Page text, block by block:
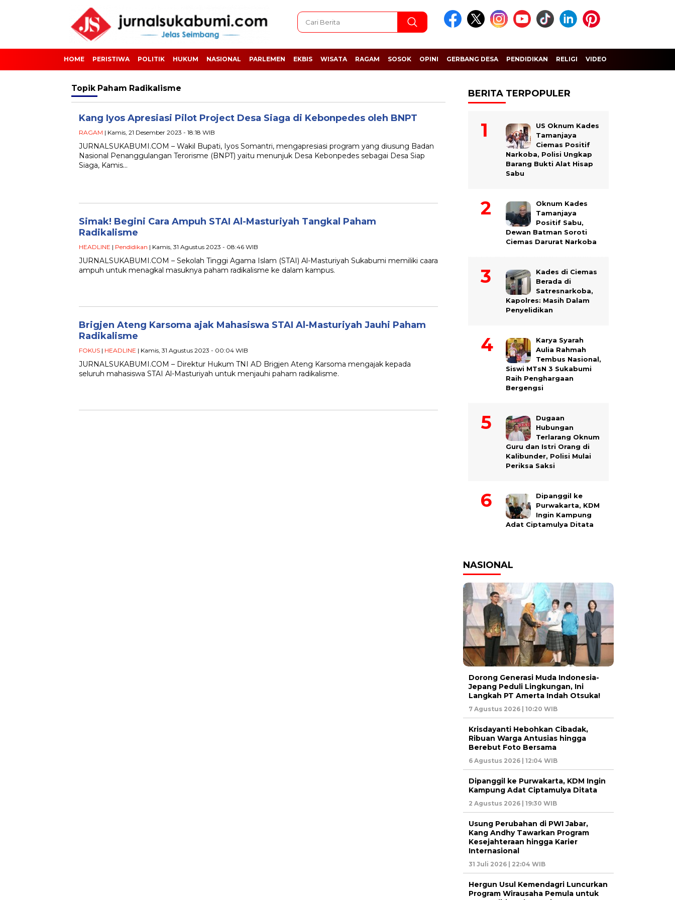
HOME PERISTIWA POLITIK HUKUM NASIONAL PARLEMEN EKBIS WISATA RAGAM SOSOK OPINI GERBANG DESA PENDIDIKAN RELIGI VIDEO
Topik Paham Radikalisme
Kang Iyos Apresiasi Pilot Project Desa Siaga di Kebonpedes oleh BNPT
RAGAM | Kamis, 21 Desember 2023 - 18:18 WIB
JURNALSUKABUMI.COM – Wakil Bupati, Iyos Somantri, mengapresiasi program yang diusung Badan
Nasional Penanggulangan Terorisme (BNPT) yaitu menunjuk Desa Kebonpedes sebagai Desa Siap
Siaga, Kamis…
Simak! Begini Cara Ampuh STAI Al-Masturiyah Tangkal Paham
Radikalisme
HEADLINE | Pendidikan | Kamis, 31 Agustus 2023 - 08:46 WIB
JURNALSUKABUMI.COM – Sekolah Tinggi Agama Islam (STAI) Al-Masturiyah Sukabumi memiliki caara
ampuh untuk menagkal masuknya paham radikalisme ke dalam kampus.
Brigjen Ateng Karsoma ajak Mahasiswa STAI Al-Masturiyah Jauhi Paham
Radikalisme
FOKUS | HEADLINE | Kamis, 31 Agustus 2023 - 00:04 WIB
JURNALSUKABUMI.COM – Direktur Hukum TNI AD Brigjen Ateng Karsoma mengajak kepada
seluruh mahasiswa STAI Al-Masturiyah untuk menjauhi paham radikalisme.
BERITA TERPOPULER
US Oknum Kades
Tamanjaya
Ciemas Positif
Narkoba, Polisi Ungkap
Barang Bukti Alat Hisap
Sabu
Oknum Kades
Tamanjaya
Positif Sabu,
Dewan Batman Soroti
Ciemas Darurat Narkoba
Kades di Ciemas
Berada di
Satresnarkoba,
Kapolres: Masih Dalam
Penyelidikan
Karya Syarah
Aulia Rahmah
Tembus Nasional,
Siswi MTsN 3 Sukabumi
Raih Penghargaan
Bergengsi
Dugaan
Hubungan
Terlarang Oknum
Guru dan Istri Orang di
Kalibunder, Polisi Mulai
Periksa Saksi
Dipanggil ke
Purwakarta, KDM
Ingin Kampung
Adat Ciptamulya Ditata
NASIONAL
Dorong Generasi Muda Indonesia-
Jepang Peduli Lingkungan, Ini
Langkah PT Amerta Indah Otsuka!
7 Agustus 2026 | 10:20 WIB
Krisdayanti Hebohkan Cibadak,
Ribuan Warga Antusias hingga
Berebut Foto Bersama
6 Agustus 2026 | 12:04 WIB
Dipanggil ke Purwakarta, KDM Ingin
Kampung Adat Ciptamulya Ditata
2 Agustus 2026 | 19:30 WIB
Usung Perubahan di PWI Jabar,
Kang Andhy Tawarkan Program
Kesejahteraan hingga Karier
Internasional
31 Juli 2026 | 22:04 WIB
Hergun Usul Kemendagri Luncurkan
Program Wirausaha Pemula untuk